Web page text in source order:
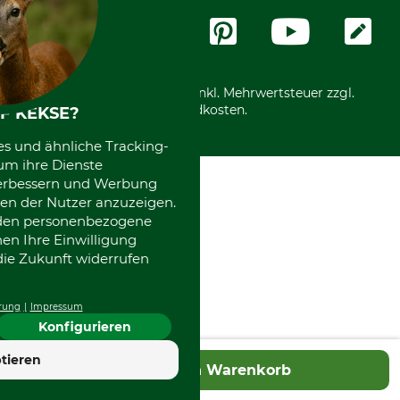
In den Warenkorb
Zahlungsarten
Community
International
*Alle Preise in Euro und inkl. Mehrwertsteuer zzgl.
Versandkosten.
KEKSE?
und ähnliche Tracking-
ihre Dienste
und Werbung
der Nutzer anzuzeigen.
personenbezogene
Ihre Einwilligung
Zukunft widerrufen
Impressum
Konfigurieren